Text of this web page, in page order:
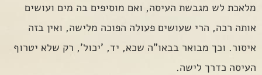
מלאכת לש מגבשת העיסה, ואם מוסיפים בה מים ועושים
אותה רכה, הרי שעושים פעולה הפוכה מלישה, ואין בזה
איסור. וכך מבואר בבאו"ה שכא, יד, 'יכול', רק שלא יטרוף
העיסה כדרך לישה.